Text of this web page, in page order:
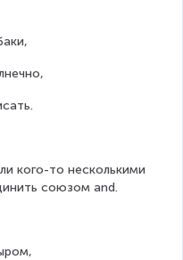
кого-то несколькими
союзом and.